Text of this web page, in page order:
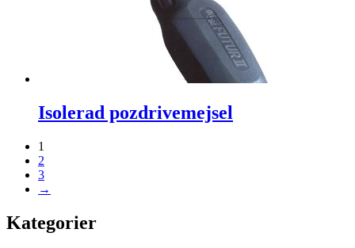
Isolerad pozdrivemejsel
1
2
3
→
Kategorier